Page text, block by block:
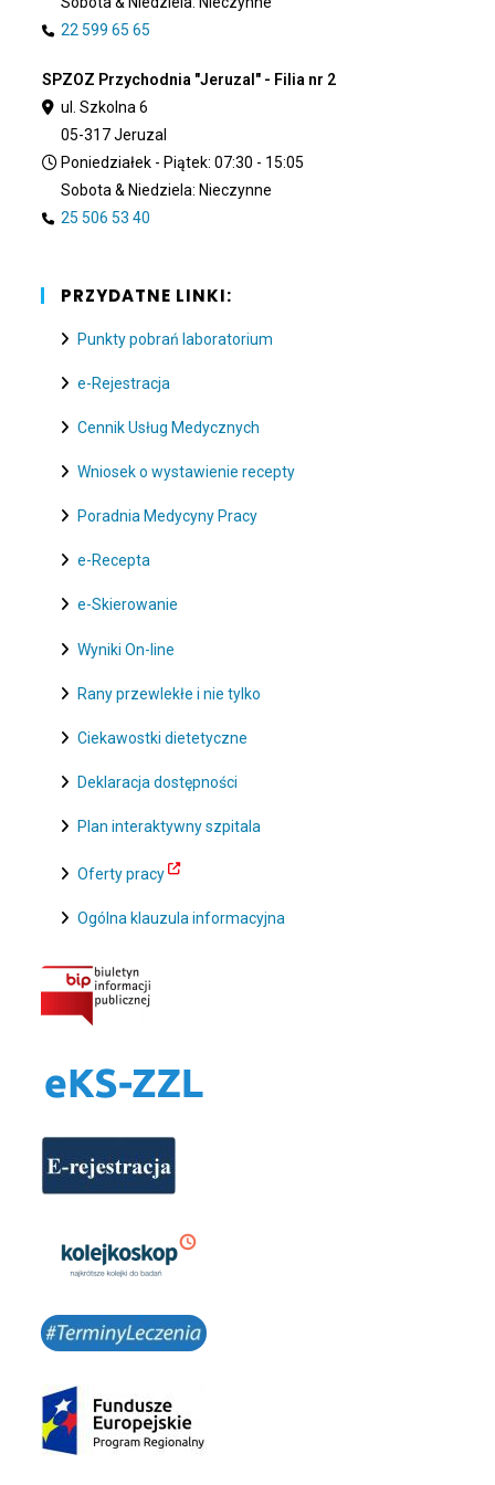
22 599 65 65
SPZOZ Przychodnia "Jeruzal" - Filia nr 2
ul. Szkolna 6
05-317 Jeruzal
Poniedziałek - Piątek: 07:30 - 15:05
Sobota & Niedziela: Nieczynne
25 506 53 40
PRZYDATNE LINKI:
Punkty pobrań laboratorium
e-Rejestracja
Cennik Usług Medycznych
Wniosek o wystawienie recepty
Poradnia Medycyny Pracy
e-Recepta
e-Skierowanie
Wyniki On-line
Rany przewlekłe i nie tylko
Ciekawostki dietetyczne
Deklaracja dostępności
Plan interaktywny szpitala
Oferty pracy
Ogólna klauzula informacyjna